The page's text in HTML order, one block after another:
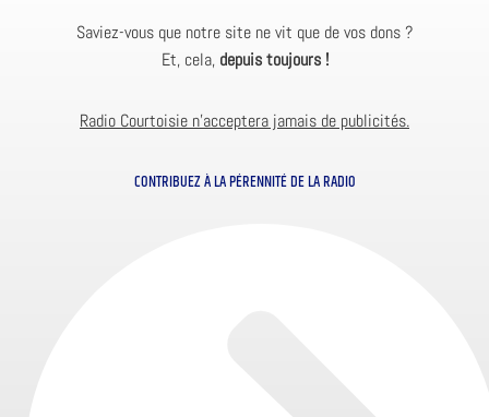
Saviez-vous que notre site ne vit que de vos dons ?
Et, cela, depuis toujours !
Radio Courtoisie n’acceptera jamais de publicités.
CONTRIBUEZ À LA PÉRENNITÉ DE LA RADIO